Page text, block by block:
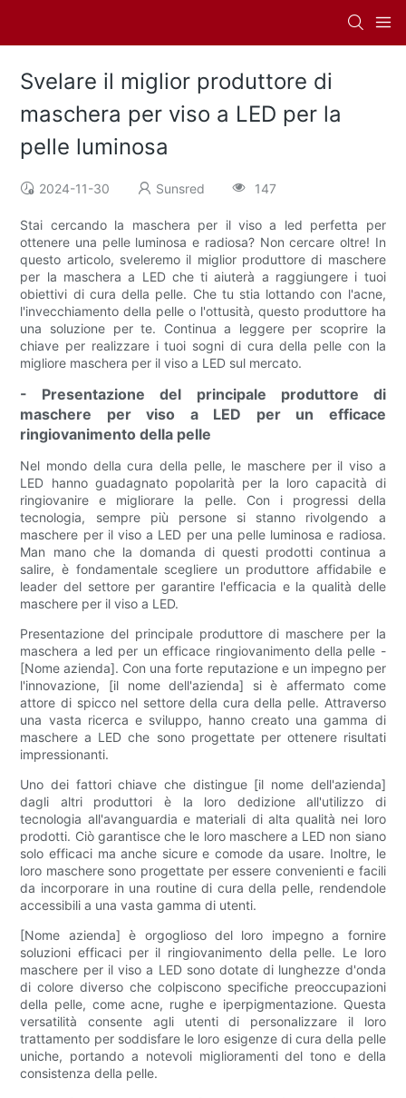
Svelare il miglior produttore di
maschera per viso a LED per la
pelle luminosa
2024-11-30 Sunsred 147
Stai cercando la maschera per il viso a led perfetta per
ottenere una pelle luminosa e radiosa? Non cercare oltre! In
questo articolo, sveleremo il miglior produttore di maschere
per la maschera a LED che ti aiuterà a raggiungere i tuoi
obiettivi di cura della pelle. Che tu stia lottando con l'acne,
l'invecchiamento della pelle o l'ottusità, questo produttore ha
una soluzione per te. Continua a leggere per scoprire la
chiave per realizzare i tuoi sogni di cura della pelle con la
migliore maschera per il viso a LED sul mercato.
- Presentazione del principale produttore di
maschere per viso a LED per un efficace
ringiovanimento della pelle
Nel mondo della cura della pelle, le maschere per il viso a
LED hanno guadagnato popolarità per la loro capacità di
ringiovanire e migliorare la pelle. Con i progressi della
tecnologia, sempre più persone si stanno rivolgendo a
maschere per il viso a LED per una pelle luminosa e radiosa.
Man mano che la domanda di questi prodotti continua a
salire, è fondamentale scegliere un produttore affidabile e
leader del settore per garantire l'efficacia e la qualità delle
maschere per il viso a LED.
Presentazione del principale produttore di maschere per la
maschera a led per un efficace ringiovanimento della pelle -
[Nome azienda]. Con una forte reputazione e un impegno per
l'innovazione, [il nome dell'azienda] si è affermato come
attore di spicco nel settore della cura della pelle. Attraverso
una vasta ricerca e sviluppo, hanno creato una gamma di
maschere a LED che sono progettate per ottenere risultati
impressionanti.
Uno dei fattori chiave che distingue [il nome dell'azienda]
dagli altri produttori è la loro dedizione all'utilizzo di
tecnologia all'avanguardia e materiali di alta qualità nei loro
prodotti. Ciò garantisce che le loro maschere a LED non siano
solo efficaci ma anche sicure e comode da usare. Inoltre, le
loro maschere sono progettate per essere convenienti e facili
da incorporare in una routine di cura della pelle, rendendole
accessibili a una vasta gamma di utenti.
[Nome azienda] è orgoglioso del loro impegno a fornire
soluzioni efficaci per il ringiovanimento della pelle. Le loro
maschere per il viso a LED sono dotate di lunghezze d'onda
di colore diverso che colpiscono specifiche preoccupazioni
della pelle, come acne, rughe e iperpigmentazione. Questa
versatilità consente agli utenti di personalizzare il loro
trattamento per soddisfare le loro esigenze di cura della pelle
uniche, portando a notevoli miglioramenti del tono e della
consistenza della pelle.